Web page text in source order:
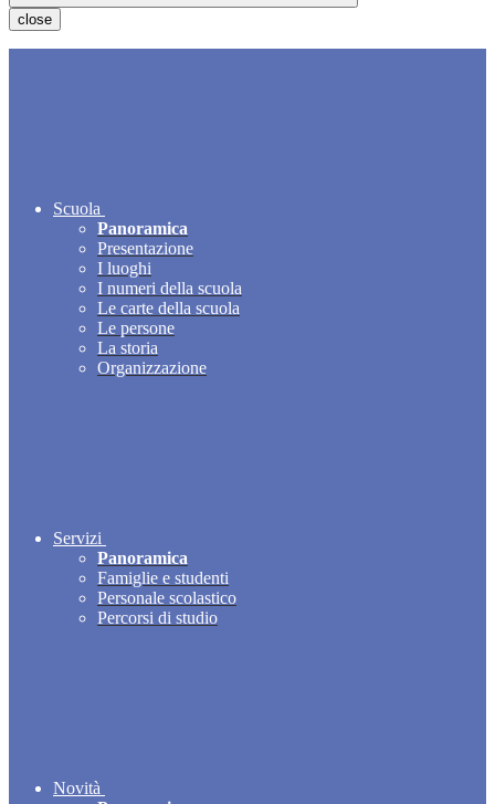
close
Scuola
Panoramica
Presentazione
I luoghi
I numeri della scuola
Le carte della scuola
Le persone
La storia
Organizzazione
Servizi
Panoramica
Famiglie e studenti
Personale scolastico
Percorsi di studio
Novità